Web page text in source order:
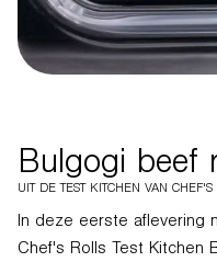
Bulgogi beef
UIT DE TEST KITCHEN VAN CHEF'S
In deze eerste aflevering
Chef's Rolls Test Kitchen